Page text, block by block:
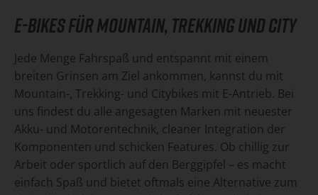
E-BIKES FÜR MOUNTAIN, TREKKING UND CITY
Jede Menge Fahrspaß und entspannt mit einem
breiten Grinsen am Ziel ankommen, kannst du mit
Mountain-, Trekking- und Citybikes mit E-Antrieb. Bei
uns findest du alle angesagten Marken mit neuester
Akku- und Motorentechnik, cleaner Integration der
Komponenten und schicken Features. Ob chillig zur
Arbeit oder sportlich auf den Berggipfel – es macht
einfach Spaß und bietet oftmals eine Alternative zum